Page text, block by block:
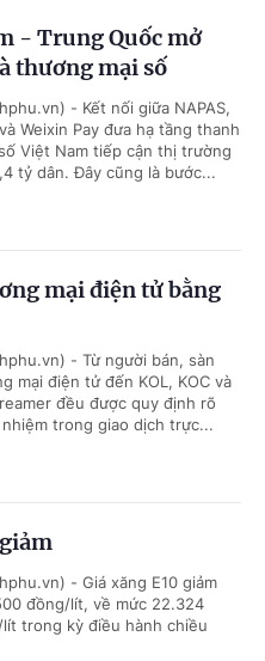
- Trung Quốc mở
thương mại số
- Kết nối giữa NAPAS,
Weixin Pay đưa hạ tầng thanh
Việt Nam tiếp cận thị trường
tỷ dân. Đây cũng là bước...
mại điện tử bằng
- Từ người bán, sàn
mại điện tử đến KOL, KOC và
đều được quy định rõ
trong giao dịch trực...
- Giá xăng E10 giảm
đồng/lít, về mức 22.324
trong kỳ điều hành chiều